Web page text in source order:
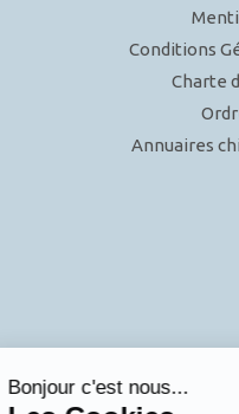
Conditions
Charte
Annuaires